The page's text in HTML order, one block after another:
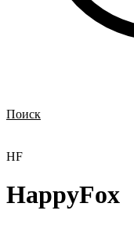
Поиск
HF
HappyFox